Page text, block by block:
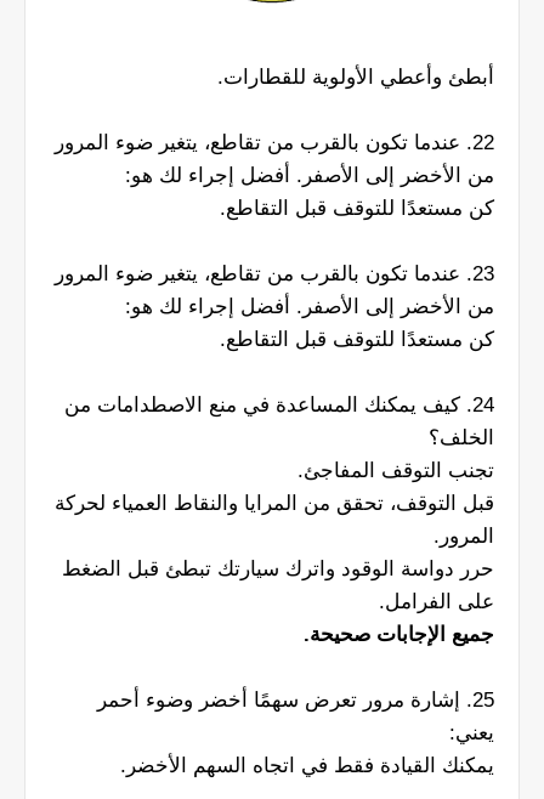
أبطئ وأعطي الأولوية للقطارات.
22. عندما تكون بالقرب من تقاطع، يتغير ضوء المرور
من الأخضر إلى الأصفر. أفضل إجراء لك هو:
كن مستعدًا للتوقف قبل التقاطع.
23. عندما تكون بالقرب من تقاطع، يتغير ضوء المرور
من الأخضر إلى الأصفر. أفضل إجراء لك هو:
كن مستعدًا للتوقف قبل التقاطع.
24. كيف يمكنك المساعدة في منع الاصطدامات من
الخلف؟
تجنب التوقف المفاجئ.
قبل التوقف، تحقق من المرايا والنقاط العمياء لحركة
المرور.
حرر دواسة الوقود واترك سيارتك تبطئ قبل الضغط
على الفرامل.
جميع الإجابات صحيحة.
25. إشارة مرور تعرض سهمًا أخضر وضوء أحمر
يعني:
يمكنك القيادة فقط في اتجاه السهم الأخضر.